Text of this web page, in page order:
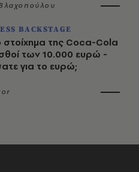
BACKSTAGE
στοίχημα της Coca-Cola
των 10.000 ευρώ -
για το ευρώ;